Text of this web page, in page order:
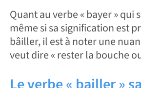
Quant au verbe « bayer » qui
même si sa signification est
bâiller, il est à noter une
veut dire « rester la bouche